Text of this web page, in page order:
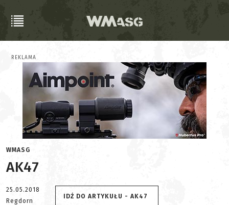
REKLAMA
WMASG
AK47
25.05.2018
Regdorn
IDŹ DO ARTYKUŁU - AK47